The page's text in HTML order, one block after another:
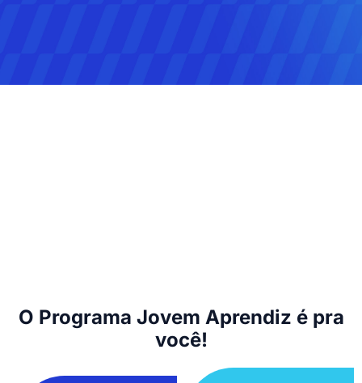
O Programa Jovem Aprendiz é pra
você!